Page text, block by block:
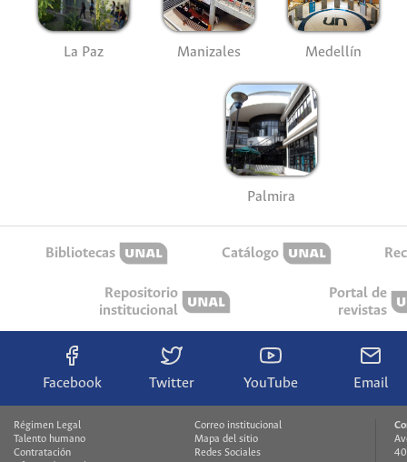
La Paz Manizales Medellín
Palmira
Bibliotecas Catálogo
Repositorio
institucional
Portal de
revistas
Facebook Twitter YouTube Email
Régimen Legal
Talento humano
Contratación
Correo institucional
Mapa del sitio
Redes Sociales